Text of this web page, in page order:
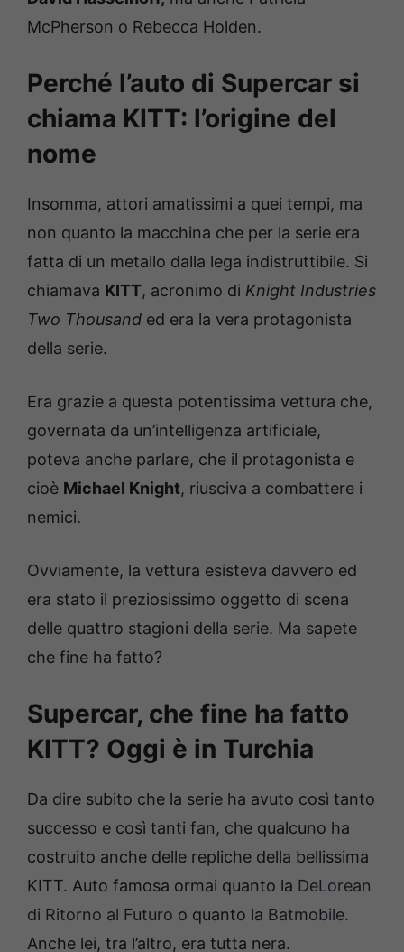
McPherson o Rebecca Holden.
Perché l’auto di Supercar si
chiama KITT: l’origine del
nome
Insomma, attori amatissimi a quei tempi, ma
non quanto la macchina che per la serie era
fatta di un metallo dalla lega indistruttibile. Si
chiamava KITT, acronimo di Knight Industries
Two Thousand ed era la vera protagonista
della serie.
Era grazie a questa potentissima vettura che,
governata da un’intelligenza artificiale,
poteva anche parlare, che il protagonista e
cioè Michael Knight, riusciva a combattere i
nemici.
Ovviamente, la vettura esisteva davvero ed
era stato il preziosissimo oggetto di scena
delle quattro stagioni della serie. Ma sapete
che fine ha fatto?
Supercar, che fine ha fatto
KITT? Oggi è in Turchia
Da dire subito che la serie ha avuto così tanto
successo e così tanti fan, che qualcuno ha
costruito anche delle repliche della bellissima
KITT. Auto famosa ormai quanto la DeLorean
di Ritorno al Futuro o quanto la Batmobile.
Anche lei, tra l’altro, era tutta nera.